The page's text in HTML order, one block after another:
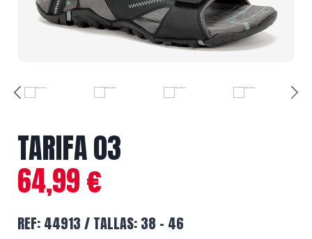
TARIFA 03
64,99€
REF: 44913 / TALLAS: 38 – 46